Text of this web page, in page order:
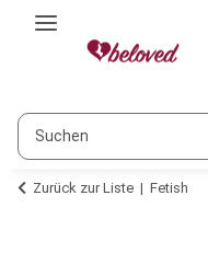
Zurück zur Liste Fetish